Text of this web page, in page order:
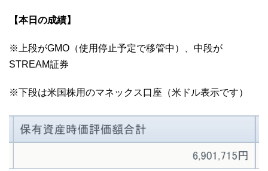
【本日の成績】
※上段がGMO（使用停止予定で移管中）、中段が
STREAM証券
※下段は米国株用のマネックス口座（米ドル表示です）